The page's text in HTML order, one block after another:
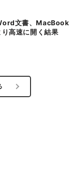
高速に開く結果